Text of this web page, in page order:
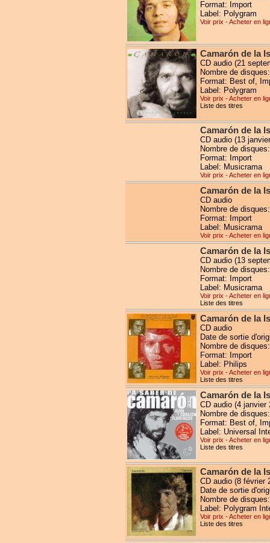
Format: Import
Label: Polygram
Voir prix - Acheter en
Camarón de la
CD audio (21
Nombre de
Format: Best of,
Label: Polygram
Voir prix - Acheter en
Liste des titres
Camarón de la
CD audio (13
Nombre de
Format: Import
Label: Musicrama
Voir prix - Acheter en
Camarón de la
CD audio
Nombre de
Format: Import
Label: Musicrama
Voir prix - Acheter en
Camarón de la
CD audio (13
Nombre de
Format: Import
Label: Musicrama
Voir prix - Acheter en
Liste des titres
Camarón de la
CD audio
Date de sortie
Nombre de
Format: Import
Label: Philips
Voir prix - Acheter en
Liste des titres
Camarón de la
CD audio (4 janvier
Nombre de
Format: Best of,
Label: Universal
Voir prix - Acheter en
Liste des titres
Camarón de la
CD audio (8 février
Date de sortie
Nombre de
Label: Polygram
Voir prix - Acheter en
Liste des titres